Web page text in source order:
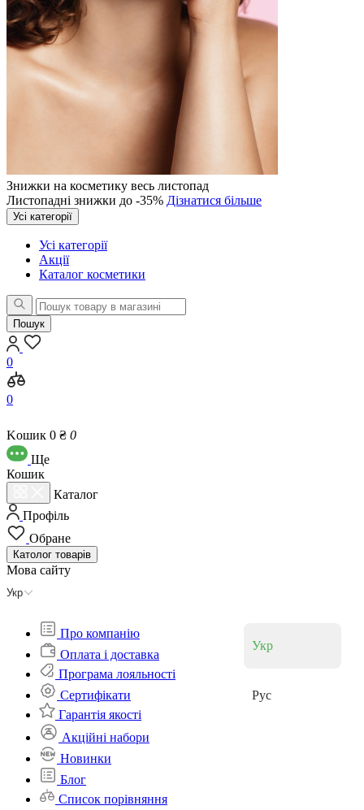
Знижки на косметику весь листопад
Листопадні знижки до -35% Дізнатися більше
Усі категорії
Усі категорії
Акції
Каталог косметики
Пошук
0
0
Kошик 0 ₴ 0
Ще
Кошик
Каталог
Профіль
Обране
Католог товарів
Мова сайту
Укр
Укр
Рус
Про компанію
Оплата і доставка
Програма лояльності
Cертифікати
Гарантія якості
Акційні набори
Новинки
Блог
Список порівняння